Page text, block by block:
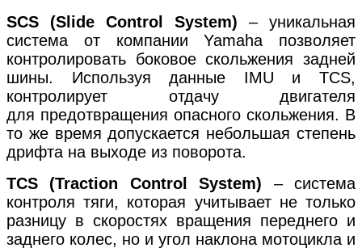
SCS (Slide Control System) – уникальная
система от компании Yamaha позволяет
контролировать боковое скольжения задней
шины. Используя данные IMU и TCS,
контролирует отдачу двигателя
для предотвращения опасного скольжения. В
то же время допускается небольшая степень
дрифта на выходе из поворота.
TCS (Traction Control System) – система
контроля тяги, которая учитывает не только
разницу в скоростях вращения переднего и
заднего колес, но и угол наклона мотоцикла и